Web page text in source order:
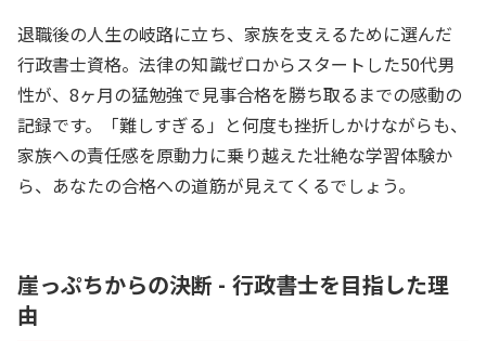
退職後の人生の岐路に立ち、家族を支えるために選んだ
行政書士資格。法律の知識ゼロからスタートした50代男
性が、8ヶ月の猛勉強で見事合格を勝ち取るまでの感動の
記録です。「難しすぎる」と何度も挫折しかけながらも、
家族への責任感を原動力に乗り越えた壮絶な学習体験か
ら、あなたの合格への道筋が見えてくるでしょう。
崖っぷちからの決断 - 行政書士を目指した理
由